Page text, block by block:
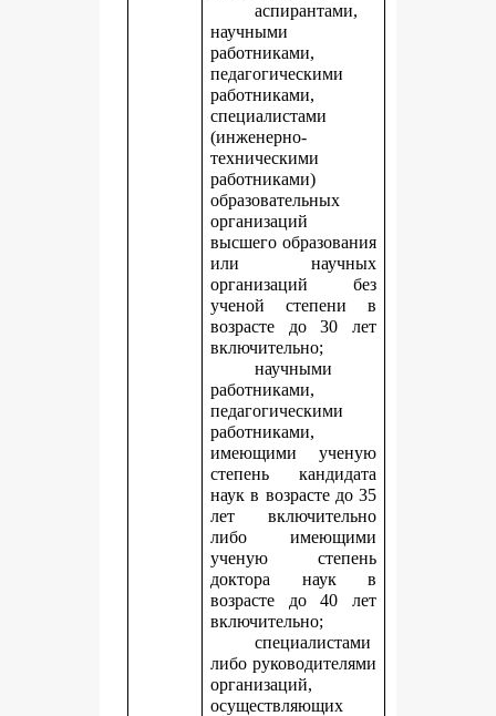
аспирантами,
научными
работниками,
педагогическими
работниками,
специалистами
(инженерно-
техническими
работниками)
образовательных
организаций
высшего образования
или научных
организаций без
ученой степени в
возрасте до 30 лет
включительно;
научными
работниками,
педагогическими
работниками,
имеющими ученую
степень кандидата
наук в возрасте до 35
лет включительно
либо имеющими
ученую степень
доктора наук в
возрасте до 40 лет
включительно;
специалистами
либо руководителями
организаций,
осуществляющих